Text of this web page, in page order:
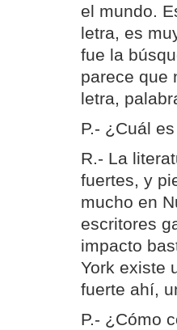
el mundo.
letra, es
fue la
parece que
letra,
P.- ¿Cuál
R.- La
fuertes, y
mucho en
escritores
impacto
York existe
fuerte ahí,
P.- ¿Cómo